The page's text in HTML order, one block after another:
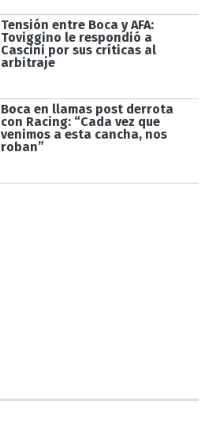
Tensión entre Boca y AFA:
Toviggino le respondió a
Cascini por sus críticas al
arbitraje
Boca en llamas post derrota
con Racing: “Cada vez que
venimos a esta cancha, nos
roban”